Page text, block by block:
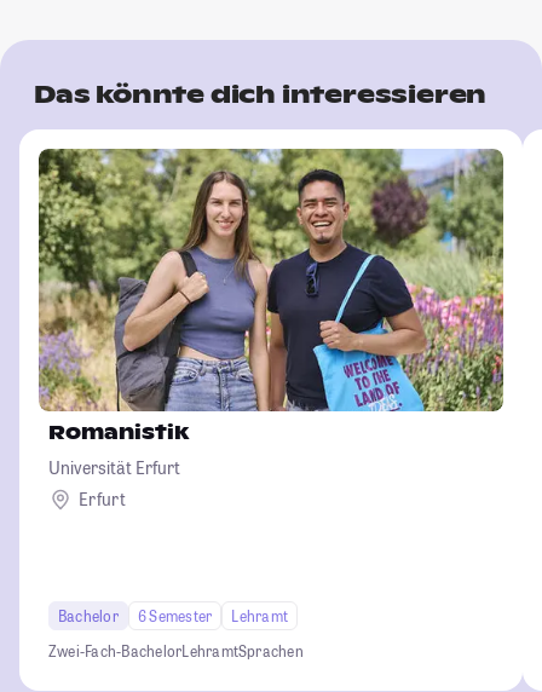
Das könnte dich interessieren
Romanistik
Universität Erfurt
Erfurt
Bachelor 6 Semester
Lehramt
Zwei-Fach-BachelorLehramtSprachen